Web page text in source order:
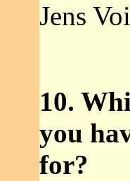
Jens
10.
you
for?